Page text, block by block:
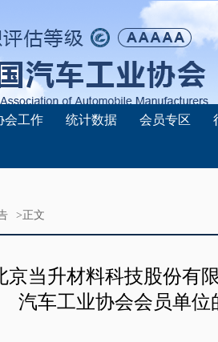
会工作 统计数据 会员专区
>正文
京当升材料科技股份有
汽车工业协会会员单位